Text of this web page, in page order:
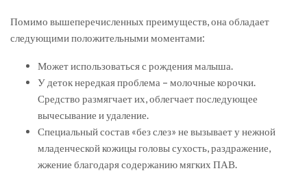
Помимо вышеперечисленных преимуществ, она обладает
следующими положительными моментами:
Может использоваться с рождения малыша.
У деток нередкая проблема – молочные корочки.
Средство размягчает их, облегчает последующее
вычесывание и удаление.
Специальный состав «без слез» не вызывает у нежной
младенческой кожицы головы сухость, раздражение,
жжение благодаря содержанию мягких ПАВ.